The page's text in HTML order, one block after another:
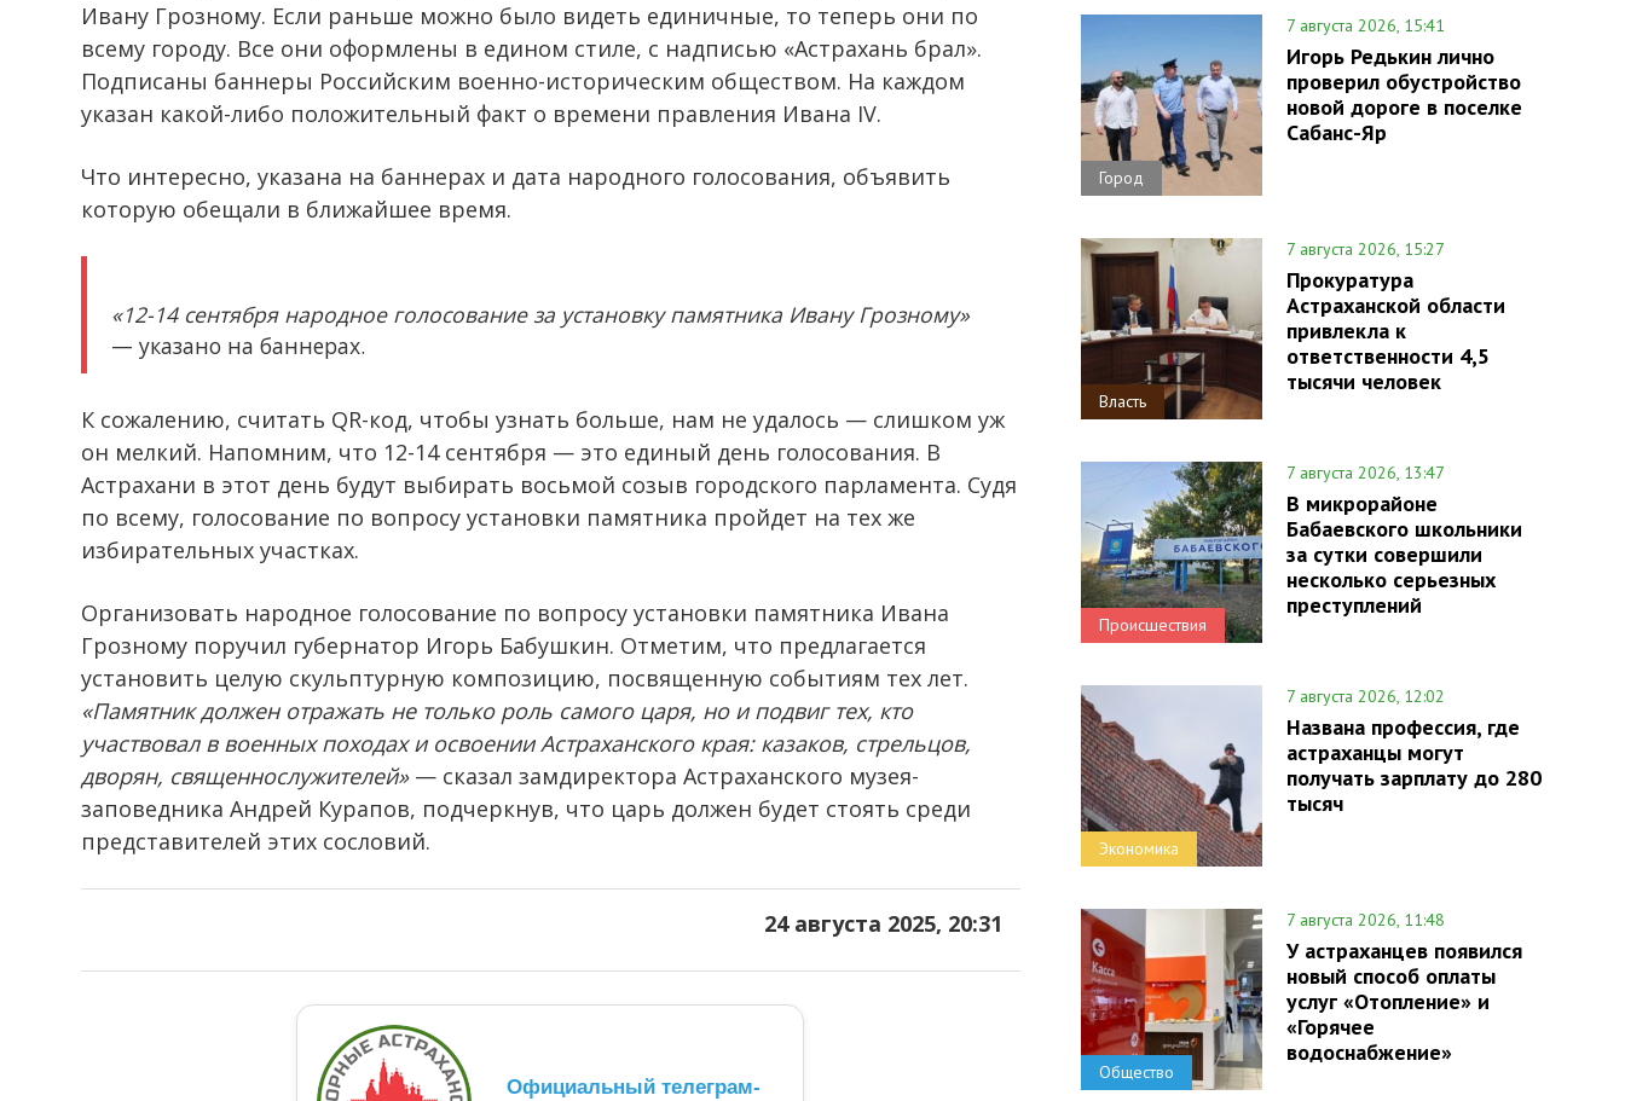
Ивану Грозному. Если раньше можно было видеть единичные, то теперь они по
всему городу. Все они оформлены в едином стиле, с надписью «Астрахань брал».
Подписаны баннеры Российским военно-историческим обществом. На каждом
указан какой-либо положительный факт о времени правления Ивана IV.
Что интересно, указана на баннерах и дата народного голосования, объявить
которую обещали в ближайшее время.
«12-14 сентября народное голосование за установку памятника Ивану Грозному»
— указано на баннерах.
К сожалению, считать QR-код, чтобы узнать больше, нам не удалось — слишком уж
он мелкий. Напомним, что 12-14 сентября — это единый день голосования. В
Астрахани в этот день будут выбирать восьмой созыв городского парламента. Судя
по всему, голосование по вопросу установки памятника пройдет на тех же
избирательных участках.
Организовать народное голосование по вопросу установки памятника Ивана
Грозному поручил губернатор Игорь Бабушкин. Отметим, что предлагается
установить целую скульптурную композицию, посвященную событиям тех лет.
«Памятник должен отражать не только роль самого царя, но и подвиг тех, кто
участвовал в военных походах и освоении Астраханского края: казаков, стрельцов,
дворян, священнослужителей»— сказал замдиректора Астраханского музея-
заповедника Андрей Курапов, подчеркнув, что царь должен будет стоять среди
представителей этих сословий.
24 августа 2025, 20:31
Официальный телеграм-
Город
7 августа 2026, 15:41
Игорь Редькин лично
проверил обустройство
новой дороге в поселке
Сабанс-Яр
Власть
7 августа 2026, 15:27
Прокуратура
Астраханской области
привлекла к
ответственности 4,5
тысячи человек
Происшествия
7 августа 2026, 13:47
В микрорайоне
Бабаевского школьники
за сутки совершили
несколько серьезных
преступлений
Экономика
7 августа 2026, 12:02
Названа профессия, где
астраханцы могут
получать зарплату до 280
тысяч
Общество
7 августа 2026, 11:48
У астраханцев появился
новый способ оплаты
услуг «Отопление» и
«Горячее
водоснабжение»